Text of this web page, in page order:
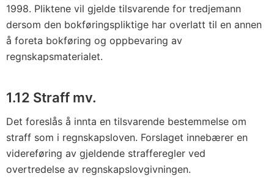
1998. Pliktene vil gjelde tilsvarende for tredjemann
dersom den bokføringspliktige har overlatt til en annen
å foreta bokføring og oppbevaring av
regnskapsmaterialet.
1.12 Straff mv.
Det foreslås å innta en tilsvarende bestemmelse om
straff som i regnskapsloven. Forslaget innebærer en
videreføring av gjeldende strafferegler ved
overtredelse av regnskapslovgivningen.